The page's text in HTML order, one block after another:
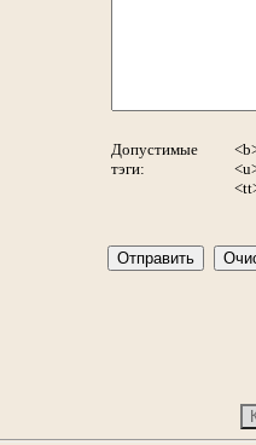
Допустимые
тэги: